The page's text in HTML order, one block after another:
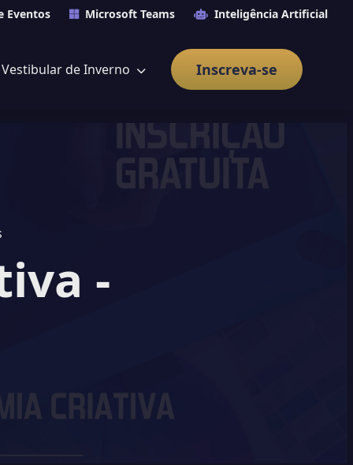
Eventos Microsoft Teams Inteligência Artificial
Vestibular de Inverno Inscreva-se
-